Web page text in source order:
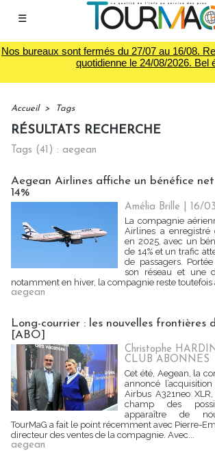
☰
Nos bureaux sont fermés du 27/07 au 16/08.
quotidienne le 24/08/2026. Bel
Accueil > Tags
RÉSULTATS RECHERCHE
Tags (41) : aegean
Aegean Airlines affiche un bénéfice
14%
Amélia Brille | 16/
La compagnie
Airlines a enregistré
en 2025, avec un
de 14% et un trafic
de passagers.
son réseau et une
notamment en hiver, la compagnie reste toutefois
aegean
Long-courrier : les nouvelles frontières
[ABO]
Christophe
CLUB ABONNES
Cet été, Aegean, la
annoncé
Airbus A321neo
champ des
apparaître de
TourMaG a fait le point récemment avec Pierre-
directeur des ventes de la compagnie. Avec...
aegean